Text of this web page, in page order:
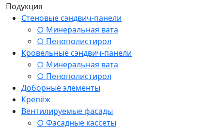
Подукция
Стеновые сэндвич-панели
○ Минеральная вата
○ Пенополистирол
Кровельные сэндвич-панели
○ Минеральная вата
○ Пенополистирол
Доборные элементы
Крепёж
Вентилируемые фасады
○ Фасадные кассеты